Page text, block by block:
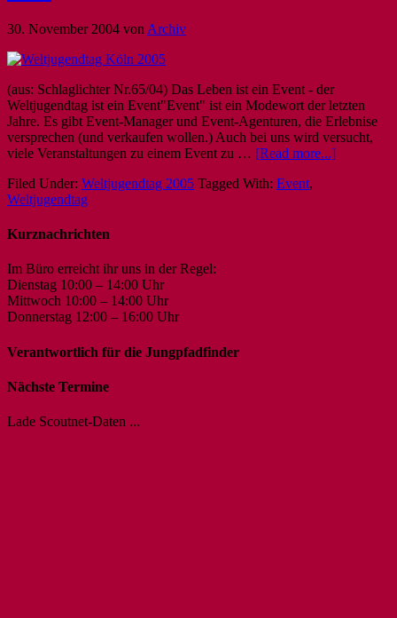
30. November 2004 von Archiv
(aus: Schlaglichter Nr.65/04) Das Leben ist ein Event - der
Weltjugendtag ist ein Event"Event" ist ein Modewort der letzten
Jahre. Es gibt Event-Manager und Event-Agenturen, die Erlebnise
versprechen (und verkaufen wollen.) Auch bei uns wird versucht,
viele Veranstaltungen zu einem Event zu … [Read more...]
Filed Under: Weltjugendtag 2005 Tagged With: Event,
Weltjugendtag
Kurznachrichten
Im Büro erreicht ihr uns in der Regel:
Dienstag 10:00 – 14:00 Uhr
Mittwoch 10:00 – 14:00 Uhr
Donnerstag 12:00 – 16:00 Uhr
Verantwortlich für die Jungpfadfinder
Nächste Termine
Lade Scoutnet-Daten ...